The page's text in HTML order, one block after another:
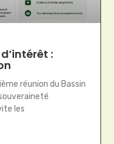
:
réunion du Bassin
les